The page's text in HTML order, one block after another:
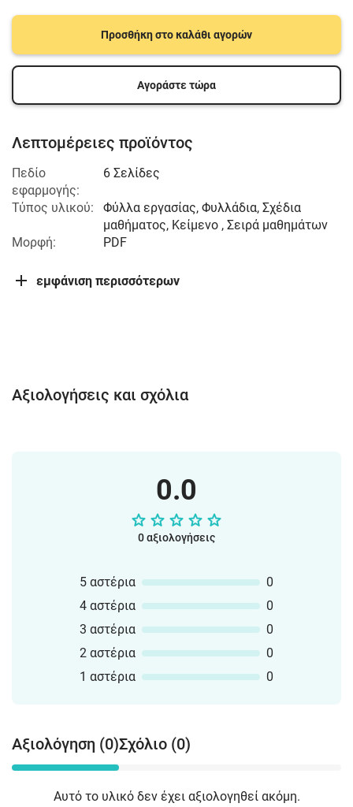
Προσθήκη στο καλάθι αγορών
Αγοράστε τώρα
Λεπτομέρειες προϊόντος
Πεδίο
εφαρμογής:
6 Σελίδες
Τύπος υλικού:
Φύλλα εργασίας, Φυλλάδια, Σχέδια
μαθήματος, Κείμενο , Σειρά μαθημάτων
Μορφή:
PDF
εμφάνιση περισσότερων
Αξιολογήσεις και σχόλια
0.0
0 αξιολογήσεις
5 αστέρια
0
4 αστέρια
0
3 αστέρια
0
2 αστέρια
0
1 αστέρια
0
Αξιολόγηση (0)Σχόλιο (0)
Αυτό το υλικό δεν έχει αξιολογηθεί ακόμη.